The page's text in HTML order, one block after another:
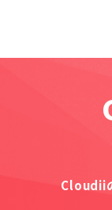
Cloudii